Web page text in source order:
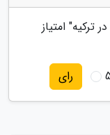
ترکیه" امتیاز
رای